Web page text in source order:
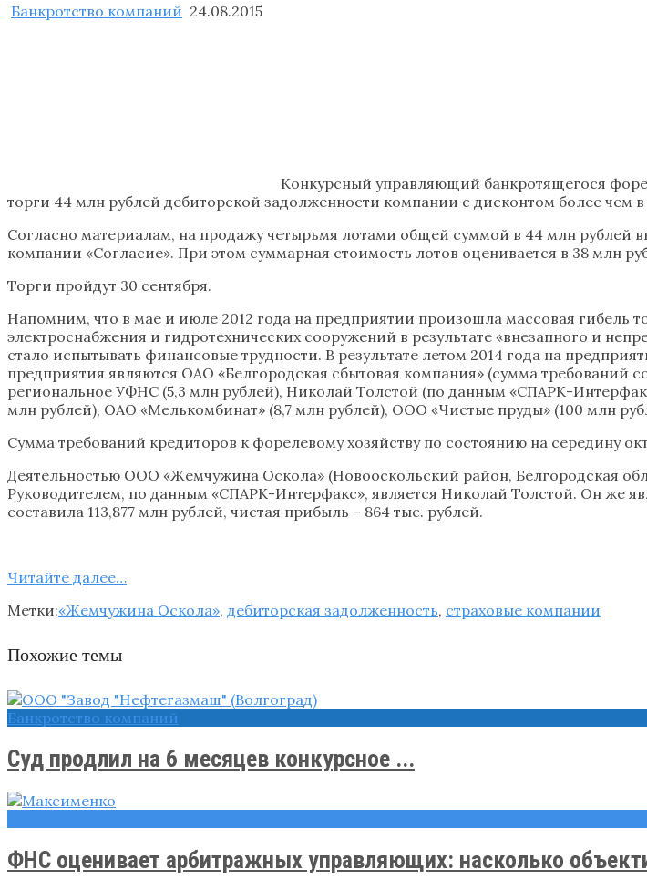
Банкротство компаний 24.08.2015
Конкурсный управляющий банкротящегося
торги 44 млн рублей дебиторской задолженности компании с дисконтом более чем
Согласно материалам, на продажу четырьмя лотами общей суммой в 44 млн рублей
компании «Согласие». При этом суммарная стоимость лотов оценивается в 38 млн
Торги пройдут 30 сентября.
Напомним, что в мае и июле 2012 года на предприятии произошла массовая гибель
электроснабжения и гидротехнических сооружений в результате «внезапного и
стало испытывать финансовые трудности. В результате летом 2014 года на
предприятия являются ОАО «Белгородская сбытовая компания» (сумма требований
региональное УФНС (5,3 млн рублей), Николай Толстой (по данным «СПАРК-
млн рублей), ОАО «Мелькомбинат» (8,7 млн рублей), ООО «Чистые пруды» (100 млн
Сумма требований кредиторов к форелевому хозяйству по состоянию на середину
Деятельностью ООО «Жемчужина Оскола» (Новооскольский район, Белгородская
Руководителем, по данным «СПАРК-Интерфакс», является Николай Толстой. Он же
составила 113,877 млн рублей, чистая прибыль – 864 тыс. рублей.
Читайте далее…
Метки:«Жемчужина Оскола», дебиторская задолженность, страховые компании
Похожие темы
Банкротство компаний
Суд продлил на 6 месяцев конкурсное ...
ФНС оценивает арбитражных управляющих: насколько